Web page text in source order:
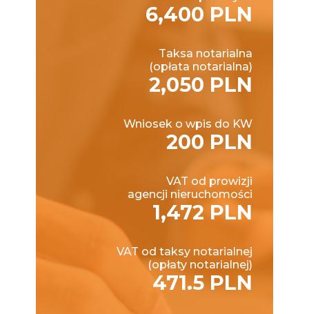
6,400 PLN
Taksa notarialna
(opłata notarialna)
2,050 PLN
Wniosek o wpis do KW
200 PLN
VAT od prowizji
agencji nieruchomości
1,472 PLN
VAT od taksy notarialnej
(opłaty notarialnej)
471.5 PLN